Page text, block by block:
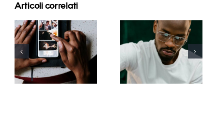
Articoli correlati
Le migliori
app per
animare
foto e
rendere
coinvolgenti
I 17 migliori
consigli
avanzati per
comprendere
l’algoritmo